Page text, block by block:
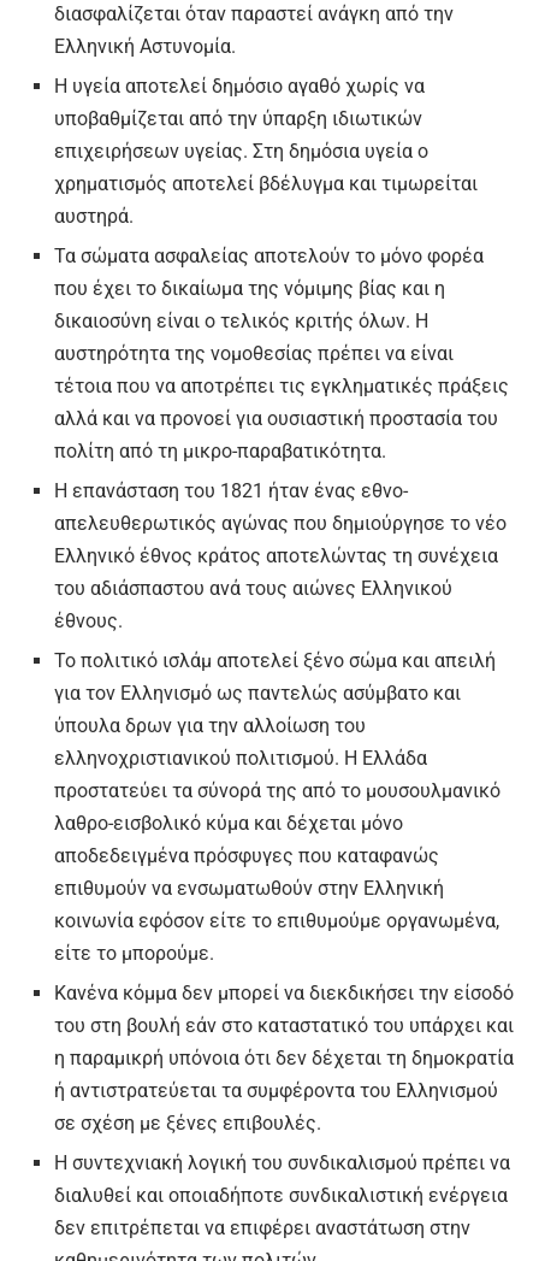
διασφαλίζεται όταν παραστεί ανάγκη από την
Ελληνική Αστυνομία.
Η υγεία αποτελεί δημόσιο αγαθό χωρίς να
υποβαθμίζεται από την ύπαρξη ιδιωτικών
επιχειρήσεων υγείας. Στη δημόσια υγεία ο
χρηματισμός αποτελεί βδέλυγμα και τιμωρείται
αυστηρά.
Τα σώματα ασφαλείας αποτελούν το μόνο φορέα
που έχει το δικαίωμα της νόμιμης βίας και η
δικαιοσύνη είναι ο τελικός κριτής όλων. Η
αυστηρότητα της νομοθεσίας πρέπει να είναι
τέτοια που να αποτρέπει τις εγκληματικές πράξεις
αλλά και να προνοεί για ουσιαστική προστασία του
πολίτη από τη μικρο-παραβατικότητα.
Η επανάσταση του 1821 ήταν ένας εθνο-
απελευθερωτικός αγώνας που δημιούργησε το νέο
Ελληνικό έθνος κράτος αποτελώντας τη συνέχεια
του αδιάσπαστου ανά τους αιώνες Ελληνικού
έθνους.
Το πολιτικό ισλάμ αποτελεί ξένο σώμα και απειλή
για τον Ελληνισμό ως παντελώς ασύμβατο και
ύπουλα δρων για την αλλοίωση του
ελληνοχριστιανικού πολιτισμού. Η Ελλάδα
προστατεύει τα σύνορά της από το μουσουλμανικό
λαθρο-εισβολικό κύμα και δέχεται μόνο
αποδεδειγμένα πρόσφυγες που καταφανώς
επιθυμούν να ενσωματωθούν στην Ελληνική
κοινωνία εφόσον είτε το επιθυμούμε οργανωμένα,
είτε το μπορούμε.
Κανένα κόμμα δεν μπορεί να διεκδικήσει την είσοδό
του στη βουλή εάν στο καταστατικό του υπάρχει και
η παραμικρή υπόνοια ότι δεν δέχεται τη δημοκρατία
ή αντιστρατεύεται τα συμφέροντα του Ελληνισμού
σε σχέση με ξένες επιβουλές.
Η συντεχνιακή λογική του συνδικαλισμού πρέπει να
διαλυθεί και οποιαδήποτε συνδικαλιστική ενέργεια
δεν επιτρέπεται να επιφέρει αναστάτωση στην